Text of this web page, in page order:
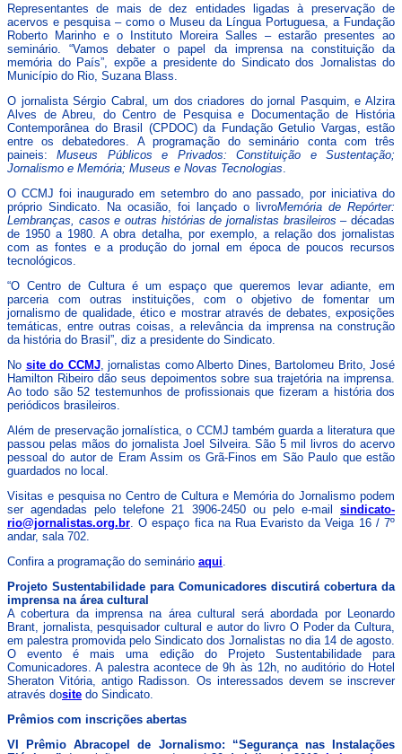
Representantes de mais de dez entidades ligadas à preservação de
acervos e pesquisa – como o Museu da Língua Portuguesa, a Fundação
Roberto Marinho e o Instituto Moreira Salles – estarão presentes ao
seminário. “Vamos debater o papel da imprensa na constituição da
memória do País”, expõe a presidente do Sindicato dos Jornalistas do
Município do Rio, Suzana Blass.
O jornalista Sérgio Cabral, um dos criadores do jornal Pasquim, e Alzira
Alves de Abreu, do Centro de Pesquisa e Documentação de História
Contemporânea do Brasil (CPDOC) da Fundação Getulio Vargas, estão
entre os debatedores. A programação do seminário conta com três
paineis:Museus Públicos e Privados: Constituição e Sustentação;
Jornalismo e Memória; Museus e Novas Tecnologias
O CCMJ foi inaugurado em setembro do ano passado, por iniciativa do
próprio Sindicato. Na ocasião, foi lançado o livroMemória de Repórter:
Lembranças, casos e outras histórias de jornalistas brasileiros – décadas
de 1950 a 1980. A obra detalha, por exemplo, a relação dos jornalistas
com as fontes e a produção do jornal em época de poucos recursos
tecnológicos.
“O Centro de Cultura é um espaço que queremos levar adiante, em
parceria com outras instituições, com o objetivo de fomentar um
jornalismo de qualidade, ético e mostrar através de debates, exposições
temáticas, entre outras coisas, a relevância da imprensa na construção
da história do Brasil”, diz a presidente do Sindicato.
No site do CCMJ, jornalistas como Alberto Dines, Bartolomeu Brito, José
Hamilton Ribeiro dão seus depoimentos sobre sua trajetória na imprensa.
Ao todo são 52 testemunhos de profissionais que fizeram a história dos
periódicos brasileiros.
Além de preservação jornalística, o CCMJ também guarda a literatura que
passou pelas mãos do jornalista Joel Silveira. São 5 mil livros do acervo
pessoal do autor de Eram Assim os Grã-Finos em São Paulo que estão
guardados no local.
Visitas e pesquisa no Centro de Cultura e Memória do Jornalismo podem
ser agendadas pelo telefone 21 3906-2450 ou pelo e-mail sindicato-
rio@jornalistas.org.br . O espaço fica na Rua Evaristo da Veiga 16 / 7º
andar, sala 702.
Confira a programação do seminário aqui
Projeto Sustentabilidade para Comunicadores discutirá cobertura da
imprensa na área cultural
A cobertura da imprensa na área cultural será abordada por Leonardo
Brant, jornalista, pesquisador cultural e autor do livro O Poder da Cultura,
em palestra promovida pelo Sindicato dos Jornalistas no dia 14 de agosto.
O evento é mais uma edição do Projeto Sustentabilidade para
Comunicadores. A palestra acontece de 9h às 12h, no auditório do Hotel
Sheraton Vitória, antigo Radisson. Os interessados devem se inscrever
através dosite do Sindicato.
Prêmios com inscrições abertas
VI Prêmio Abracopel de Jornalismo: “Segurança nas Instalações